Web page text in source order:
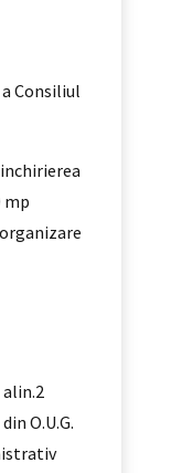
Consiliul
mp
O.U.G.